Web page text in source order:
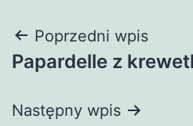
Nawigacja
wpisu
Poprzedni wpis
Papardelle z
Następny wpis